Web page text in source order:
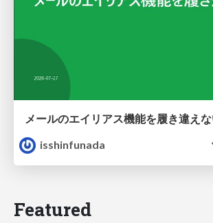
メールのエイリアス機能を履き違え
isshinfunada
Featured